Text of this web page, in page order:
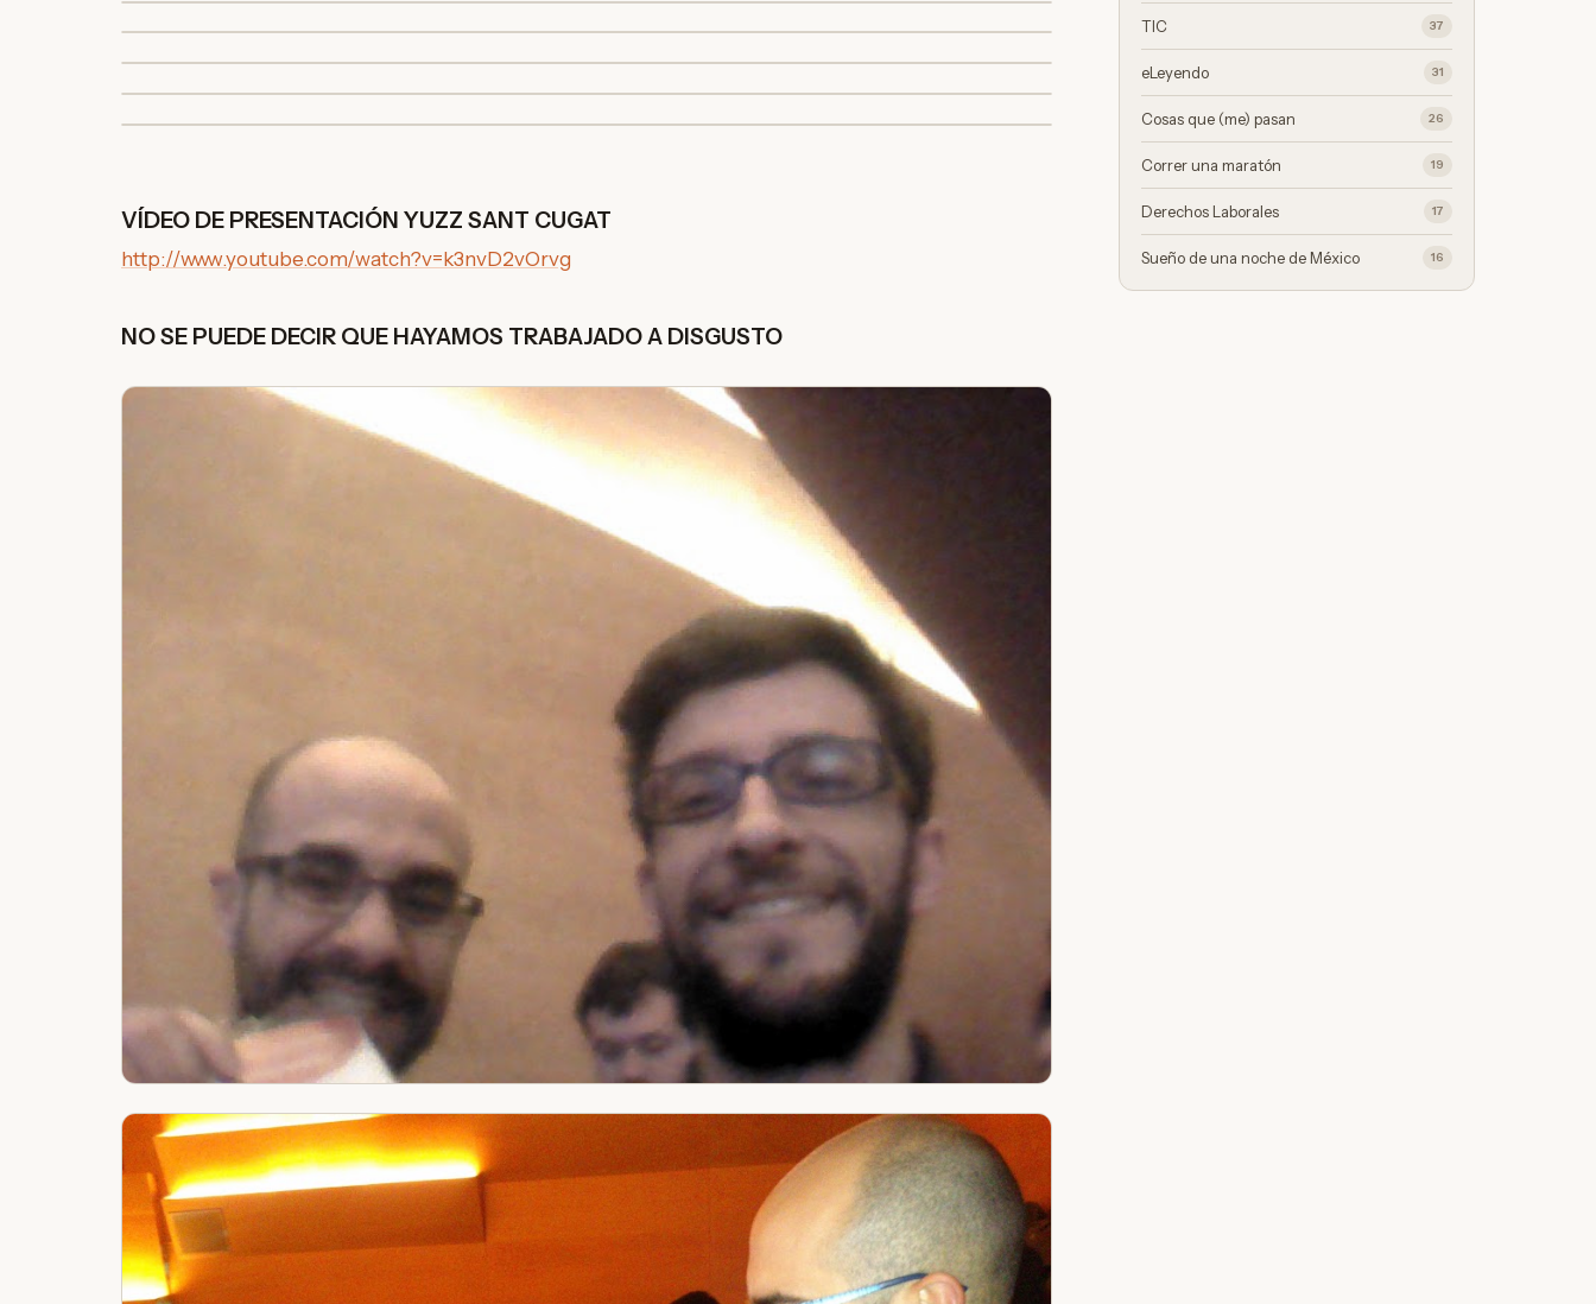
VÍDEO DE PRESENTACIÓN YUZZ SANT CUGAT
http://www.youtube.com/watch?v=k3nvD2vOrvg
NO SE PUEDE DECIR QUE HAYAMOS TRABAJADO A DISGUSTO
TIC 37
eLeyendo 31
Cosas que (me) pasan 26
Correr una maratón 19
Derechos Laborales 17
Sueño de una noche de México 16